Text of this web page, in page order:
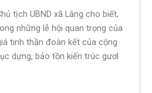
tịch UBND xã Lăng cho biết,
những lễ hội quan trọng của
tinh thần đoàn kết của cộng
dựng, bảo tồn kiến trúc gươl